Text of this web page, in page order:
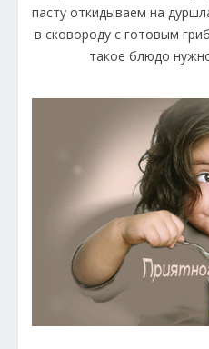
пасту откидываем на
в сковороду с готовым
такое блюдо